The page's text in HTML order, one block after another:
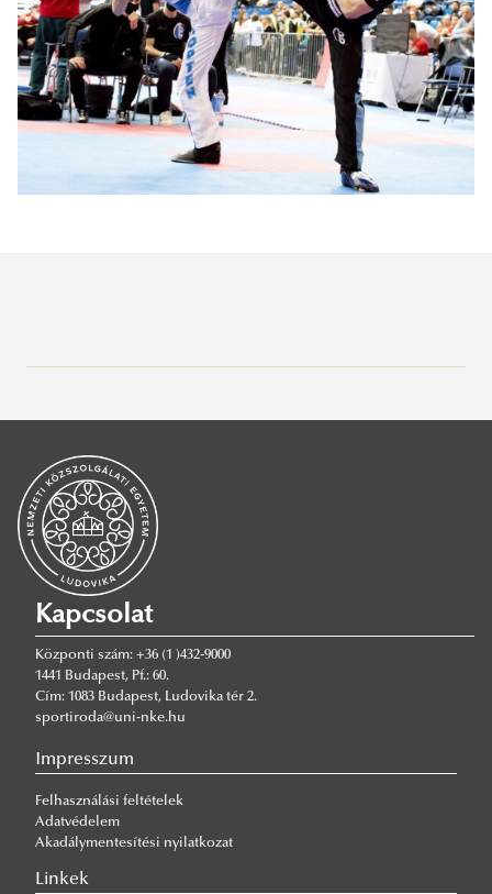
Szervezeti felépítés
Szakosztályok
Force Necessary Önvédelem és Közelharc alszakosztály
(Küzdősport szakosztály)
GEKKO Hegy- és sportmászó szakosztály
Grappling alszakosztály (Küzdősport szakosztály)
Intézkedéstaktika alszakosztály (Küzdősport szakosztály)
Judo alszakosztály (Küzdősport szakosztály)
Kendo alszakosztály (Küzdősport szakosztály)
Kosárlabda szakosztály
Futsal szakosztály
Labdarúgó szakosztály
Lovas szakosztály
Kapcsolat
Központi szám: +36 (1 )432-9000
1441 Budapest, Pf.: 60.
Cím: 1083 Budapest, Ludovika tér 2.
sportiroda@uni-nke.hu
Impresszum
Felhasználási feltételek
Adatvédelem
Akadálymentesítési nyilatkozat
Linkek